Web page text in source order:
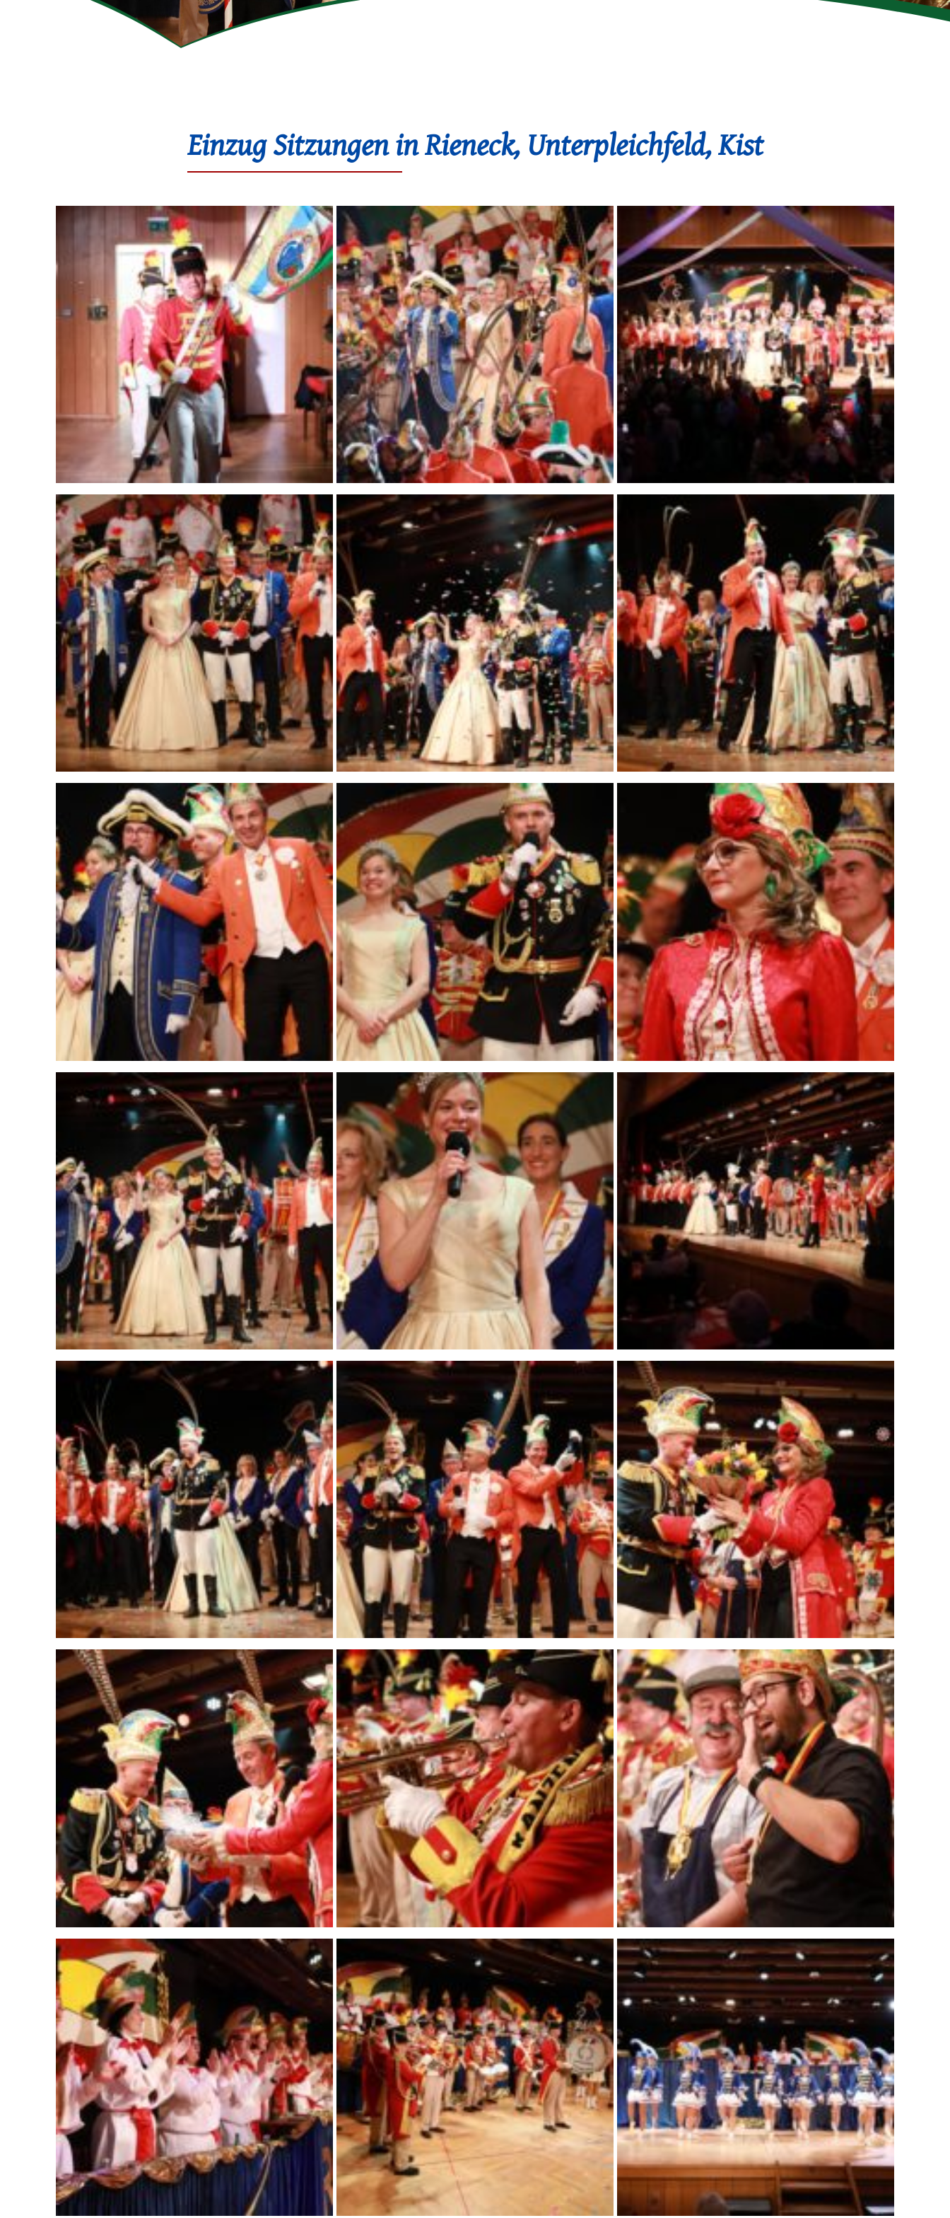
Einzug Sitzungen in Rieneck, Unterpleichfeld, Kist